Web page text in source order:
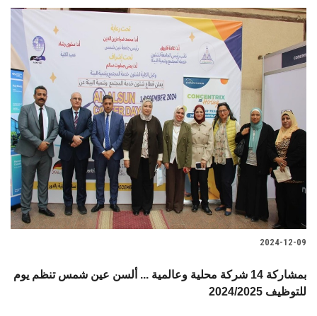
الأنظمة الذكية
الإعلام
تواصل معنا
الطلاب
هيئة التدريس
الدراسات العليا
2024-12-09
بمشاركة 14 شركة محلية وعالمية ... ألسن عين شمس تنظم يوم
للتوظيف 2024/2025